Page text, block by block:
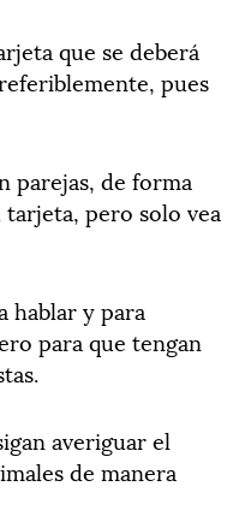
que se deberá
pues
parejas, de forma
tarjeta, pero solo vea
hablar y para
para que tengan
averiguar el
de manera